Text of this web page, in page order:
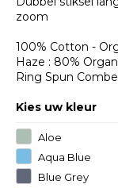
zoom
100% Cotton -
Haze : 80%
Ring Spun
Kies uw kleur
Aloe
Aqua Blue
Blue Grey